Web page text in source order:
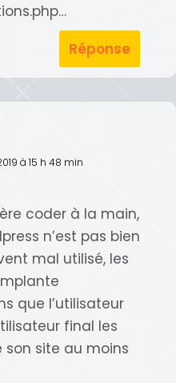
Réponse
à 15 h 48 min
coder à la main,
n’est pas bien
mal utilisé, les
que l’utilisateur
final les
site au moins